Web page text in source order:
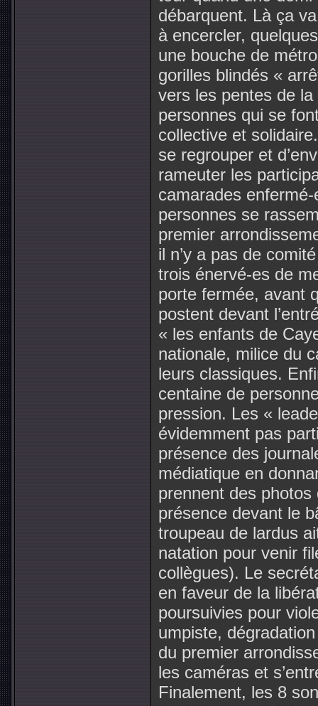
débarquent. Là ça
à encercler,
une bouche de
gorilles blindés «
vers les pentes de
personnes qui se
collective et
se regrouper et
rameuter les
camarades
personnes se
premier
il n’y a pas de
trois énervé-es de
porte fermée, avant
postent devant
« les enfants de
nationale, milice du
leurs classiques.
centaine de
pression. Les «
évidemment pas
présence des
médiatique en
prennent des
présence devant le
troupeau de lardus
natation pour venir
collègues). Le
en faveur de la
poursuivies pour
umpiste,
du premier
les caméras et
Finalement, les 8